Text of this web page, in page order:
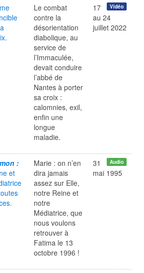
Le combat
contre la
désorientation
diabolique, au
service de
l’Immaculée,
devait conduire
l’abbé de
Nantes à porter
sa croix :
calomnies, exil,
enfin une
longue
maladie.
Vidéo
17
au 24
juillet 2022
:
et
Marie : on n’en
dira jamais
assez sur Elle,
notre Reine et
notre
Médiatrice, que
nous voulons
retrouver à
Fatima le 13
octobre 1996 !
Audio
31
mai 1995